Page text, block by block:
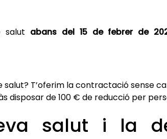
salut abans del 15 de febrer de
salut? T’oferim la contractació sense
disposar de 100 € de reducció per
salut i la